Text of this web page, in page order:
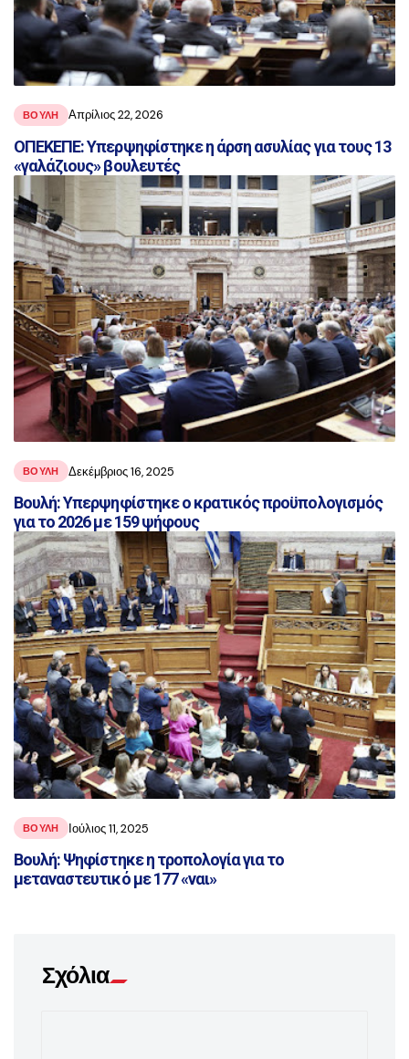
ΒΟΥΛΗ Απρίλιος 22, 2026
ΟΠΕΚΕΠΕ: Υπερψηφίστηκε η άρση ασυλίας για τους 13
«γαλάζιους» βουλευτές
ΒΟΥΛΗ Δεκέμβριος 16, 2025
Βουλή: Υπερψηφίστηκε ο κρατικός προϋπολογισμός
για το 2026 με 159 ψήφους
ΒΟΥΛΗ Ιούλιος 11, 2025
Βουλή: Ψηφίστηκε η τροπολογία για το
μεταναστευτικό με 177 «ναι»
Σχόλια